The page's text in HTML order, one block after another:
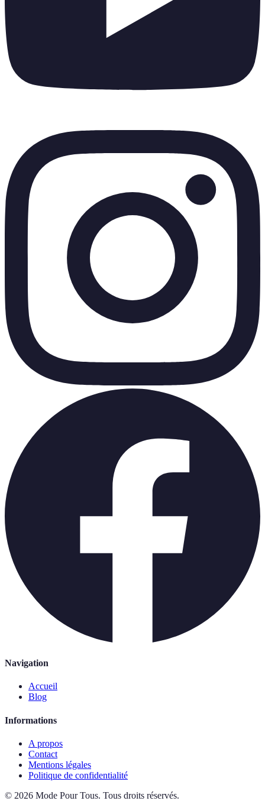
Navigation
Accueil
Blog
Informations
A propos
Contact
Mentions légales
Politique de confidentialité
© 2026 Mode Pour Tous. Tous droits réservés.